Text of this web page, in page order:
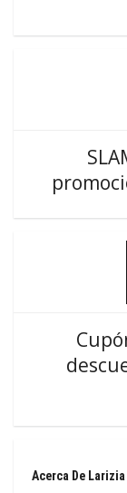
Acerca De